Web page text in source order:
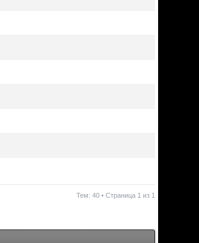
Тем: 40 • Страница 1 из 1